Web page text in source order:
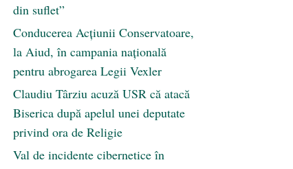
din suflet”
Conducerea Acțiunii Conservatoare,
la Aiud, în campania națională
pentru abrogarea Legii Vexler
Claudiu Târziu acuză USR că atacă
Biserica după apelul unei deputate
privind ora de Religie
Val de incidente cibernetice în